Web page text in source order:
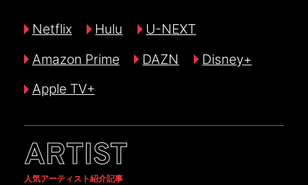
Netflix Hulu
U-NEXT
Amazon Prime
DAZN
Disney+
Apple TV+
ARTIST
人気アーティスト紹介記事